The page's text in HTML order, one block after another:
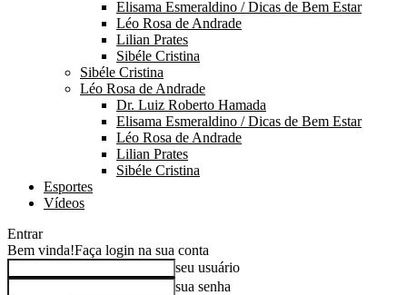
Elisama Esmeraldino / Dicas de Bem Estar
Léo Rosa de Andrade
Lilian Prates
Sibéle Cristina
Sibéle Cristina
Léo Rosa de Andrade
Dr. Luiz Roberto Hamada
Elisama Esmeraldino / Dicas de Bem Estar
Léo Rosa de Andrade
Lilian Prates
Sibéle Cristina
Esportes
Vídeos
Entrar
Bem vinda!Faça login na sua conta
seu usuário
sua senha